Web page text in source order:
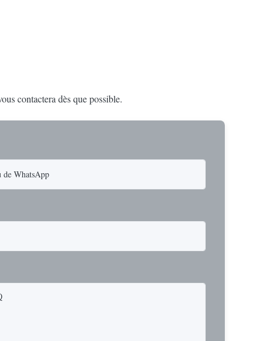
contactera dès que possible.